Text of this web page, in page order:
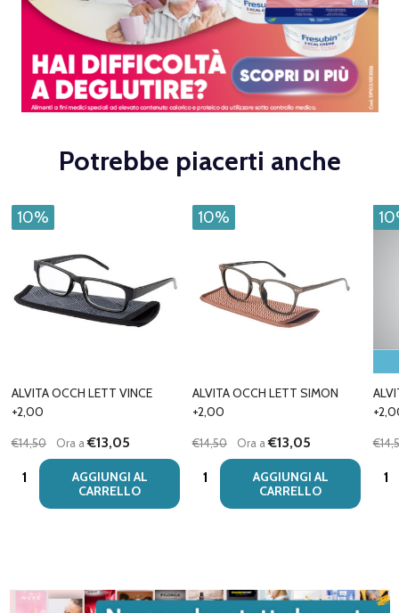
Potrebbe piacerti anche
10%
ALVITA OCCH LETT VINCE
+2,00
€14,50 Ora a€13,05
Quantità:
AGGIUNGI AL
CARRELLO
10%
ALVITA OCCH LETT SIMON
+2,00
€14,50 Ora a€13,05
Quantità:
AGGIUNGI AL
CARRELLO